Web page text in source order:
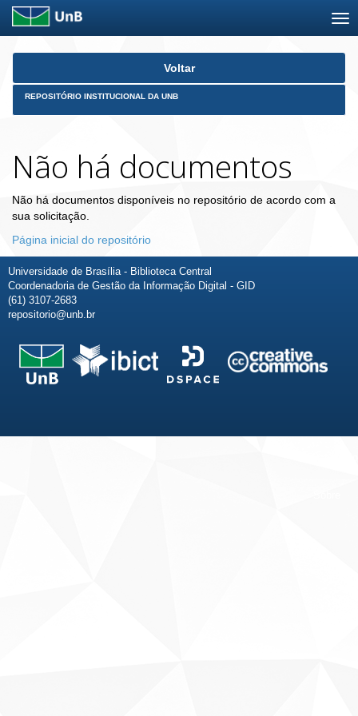
Skip
Voltar
REPOSITÓRIO INSTITUCIONAL DA UNB
Não há documentos
Não há documentos disponíveis no repositório de acordo com a
sua solicitação.
Página inicial do repositório
Universidade de Brasília - Biblioteca Central
Coordenadoria de Gestão da Informação Digital - GID
(61) 3107-2683
repositorio@unb.br